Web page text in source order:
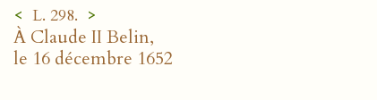
< L. 298. >
À Claude II Belin,
le 16 décembre 1652